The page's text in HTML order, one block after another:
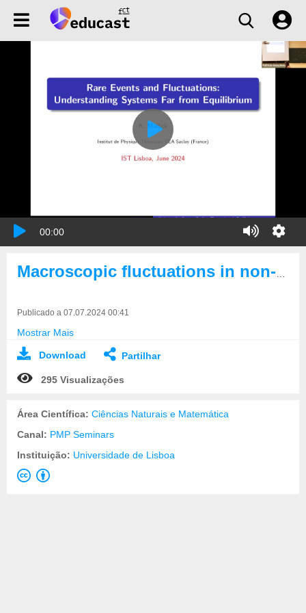
00:00
Publicado a 07.07.2024 00:41
Mostrar Mais
Download Partilhar
295 Visualizações
Área Científica: Ciências Naturais e Matemática
Canal: PMP Seminars
Instituição: Universidade de Lisboa